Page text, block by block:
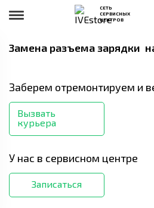
СЕТЬ
СЕРВИСНЫХ
ЦЕНТРОВ
Замена разъема зарядки
Заберем отремонтируем и
Вызвать
курьера
У нас в сервисном центре
Записаться